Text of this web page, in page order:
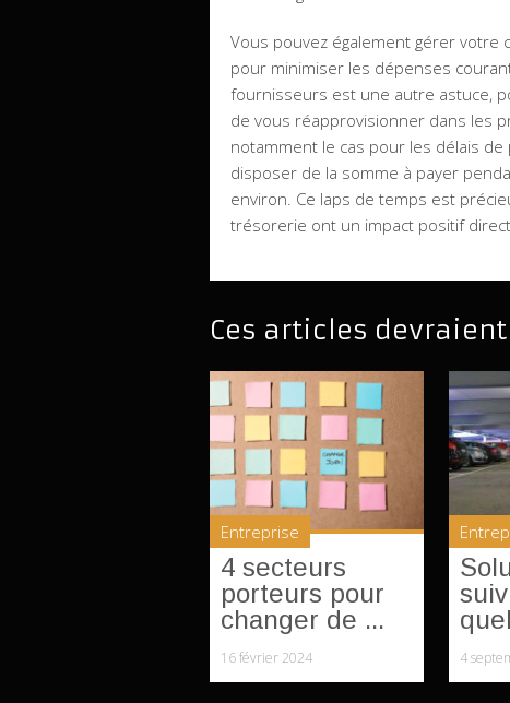
Vous pouvez également gérer votre
pour minimiser les dépenses
fournisseurs est une autre astuce,
de vous réapprovisionner dans les
notamment le cas pour les délais
disposer de la somme à payer
environ. Ce laps de temps est
trésorerie ont un impact positif
Ces articles
Entreprise
4 secteurs
porteurs pour
changer de ...
16 février 2024 4